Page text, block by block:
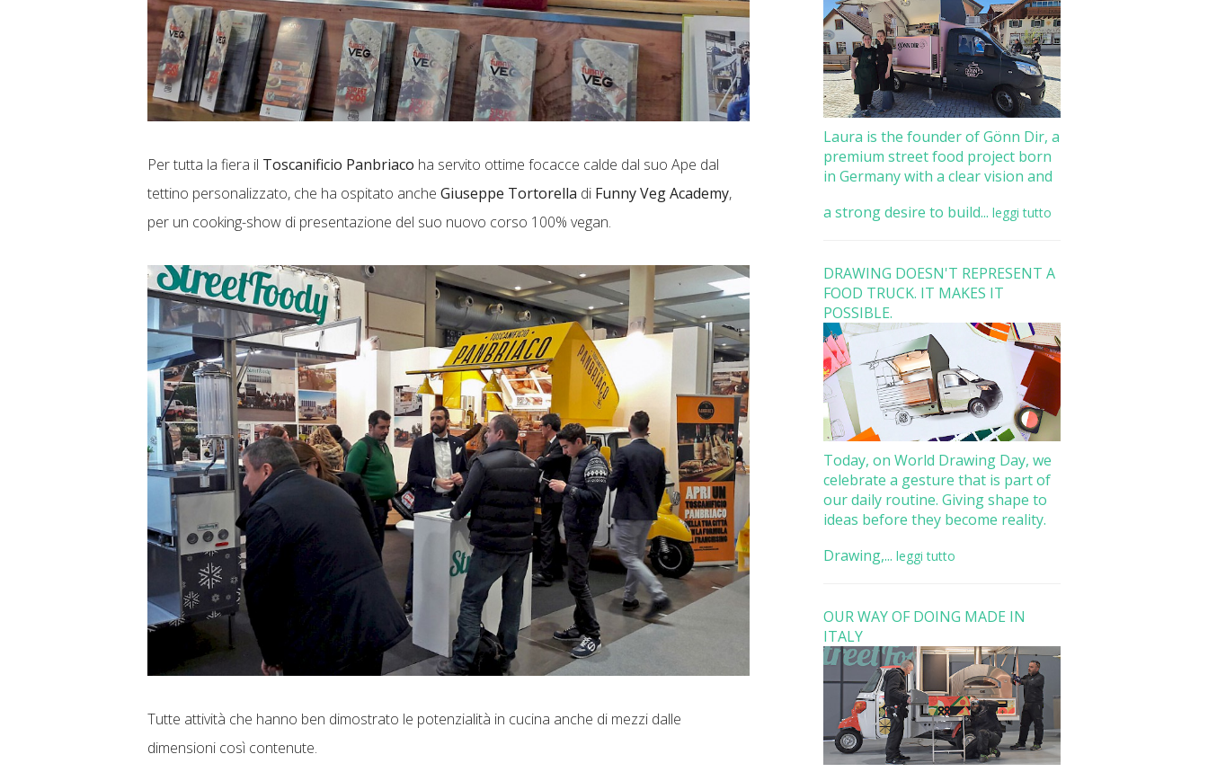
Per tutta la fiera il Toscanificio Panbriaco ha servito ottime focacce calde dal suo Ape dal
tettino personalizzato, che ha ospitato ancheGiuseppe Tortorella di Funny Veg Academy,
per un cooking-show di presentazione del suo nuovo corso 100% vegan.
Tutte attività che hanno ben dimostrato le potenzialità in cucina anche di mezzi dalle
dimensioni così contenute.
Laura is the founder of Gönn Dir, a
premium street food project born
in Germany with a clear vision and
a strong desire to build... leggi tutto
DRAWING DOESN'T REPRESENT A
FOOD TRUCK. IT MAKES IT
POSSIBLE.
Today, on World Drawing Day, we
celebrate a gesture that is part of
our daily routine. Giving shape to
ideas before they become reality.
Drawing,... leggi tutto
OUR WAY OF DOING MADE IN
ITALY